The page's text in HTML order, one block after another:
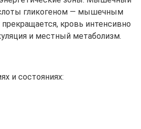
гликогеном — мышечным
кровь интенсивно
и местный метаболизм.
и состояниях: